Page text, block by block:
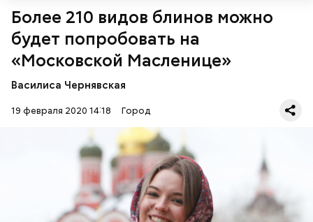
Более 210 видов блинов можно
будет попробовать на
«Московской Масленице»
Василиса Чернявская
19 февраля 2020 14:18 Город